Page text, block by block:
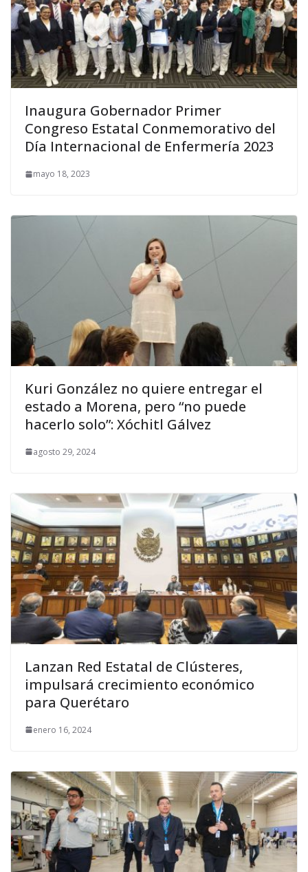
Inaugura Gobernador Primer
Congreso Estatal Conmemorativo del
Día Internacional de Enfermería 2023
mayo 18, 2023
Kuri González no quiere entregar el
estado a Morena, pero “no puede
hacerlo solo”: Xóchitl Gálvez
agosto 29, 2024
Lanzan Red Estatal de Clústeres,
impulsará crecimiento económico
para Querétaro
enero 16, 2024